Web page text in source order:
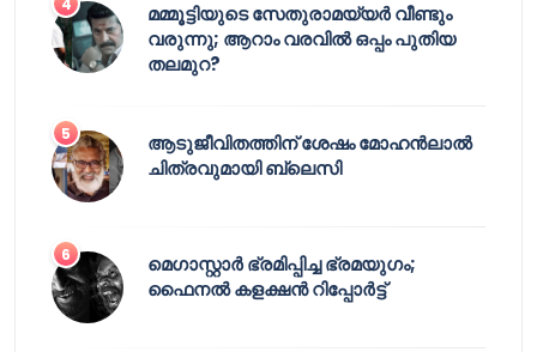
മമ്മൂട്ടിയുടെ സേതുരാമയ്യർ വീണ്ടും
വരുന്നു; ആറാം വരവിൽ ഒപ്പം പുതിയ
തലമുറ?
ആടുജീവിതത്തിന് ശേഷം മോഹൻലാൽ
ചിത്രവുമായി ബ്ലെസി
മെഗാസ്റ്റാർ ഭ്രമിപ്പിച്ച ഭ്രമയുഗം;
ഫൈനൽ കളക്ഷൻ റിപ്പോർട്ട്